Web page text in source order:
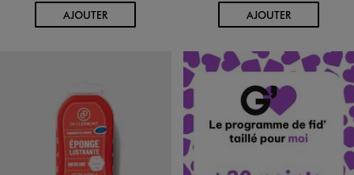
AJOUTERAU PANIER AJOUTERAU PANIER